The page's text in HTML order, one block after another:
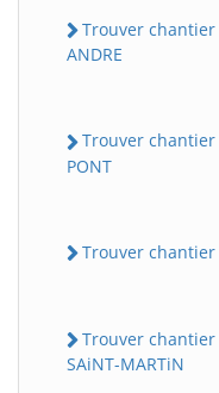
Trouver chantier
ANDRE
Trouver chantier
PONT
Trouver chantier
Trouver
SAiNT-MARTiN